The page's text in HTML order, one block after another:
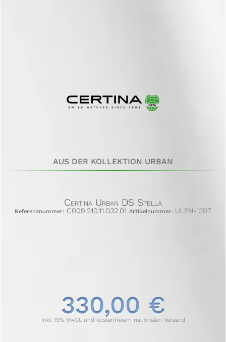
AUS DER KOLLEKTION URBAN
Certina Urban DS Stella
Referenznummer: C009.210.11.032.01 Artikelnummer: ULPN-1397
330,00 €
inkl. 19% MwSt. und kostenfreiem nationalen Versand